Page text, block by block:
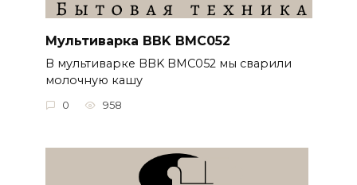
Мультиварка BBK BMC052
В мультиварке BBK BMC052 мы сварили
молочную кашу
0 958